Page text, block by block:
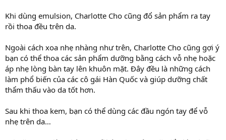
Khi dùng emulsion, Charlotte Cho cũng đổ sản phẩm ra tay
rồi thoa đều trên da.
Ngoài cách xoa nhẹ nhàng như trên, Charlotte Cho cũng gợi ý
bạn có thể thoa các sản phẩm dưỡng bằng cách vỗ nhẹ hoặc
áp nhẹ lòng bàn tay lên khuôn mặt. Đây đều là những cách
làm phổ biến của các cô gái Hàn Quốc và giúp dưỡng chất
thẩm thấu vào da tốt hơn.
Sau khi thoa kem, bạn có thể dùng các đầu ngón tay để vỗ
nhẹ trên da…